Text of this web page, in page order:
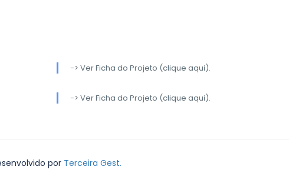
-> Ver Ficha do Projeto (clique aqui).
-> Ver Ficha do Projeto (clique aqui).
por Terceira Gest.